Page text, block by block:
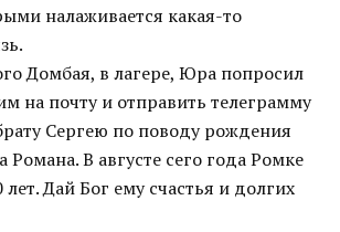
налаживается какая-то
Домбая, в лагере, Юра попросил
на почту и отправить телеграмму
Сергею по поводу рождения
Романа. В августе сего года Ромке
Дай Бог ему счастья и долгих